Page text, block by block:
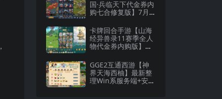
国·兵临天下代金券内
购七合修复版】7月
服务端+管理后台+G
M授权后台+详细搭建
教程
卡牌回合手游【山海
经异兽录11赛季全人
物代金券内购版】最
+授权GM后台+管理
后台+热更修改工具
+安卓+详细搭建教程
GGE2互通西游【神
界天海西柚】最新整
理Win系服务端+安卓